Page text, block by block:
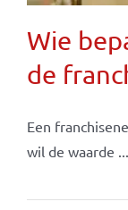
Wie
de
Een
wil de waarde ...